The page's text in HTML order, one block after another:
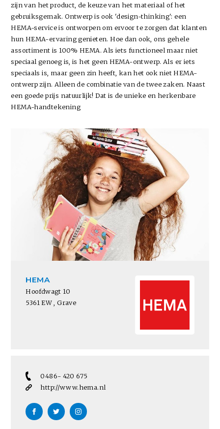
zijn van het product, de keuze van het materiaal of het
gebruiksgemak. Ontwerp is ook 'design-thinking': een
HEMA-service is ontworpen om ervoor te zorgen dat klanten
hun HEMA-ervaring genieten. Hoe dan ook, ons gehele
assortiment is 100% HEMA. Als iets functioneel maar niet
speciaal genoeg is, is het geen HEMA-ontwerp. Als er iets
speciaals is, maar geen zin heeft, kan het ook niet HEMA-
ontwerp zijn. Alleen de combinatie van de twee zaken. Naast
een goede prijs natuurlijk! Dat is de unieke en herkenbare
HEMA-handtekening
HEMA
Hoofdwagt 10
5361 EW , Grave
0486- 420 675
http://www.hema.nl